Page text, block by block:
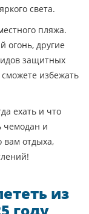
света.
пляжа.
огонь, другие
защитных
сможете избежать
ехать и что
чемодан и
вам отдыха,
из